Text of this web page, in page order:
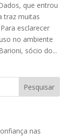
que entrou
traz muitas
esclarecer
no ambiente
sócio do...
nas